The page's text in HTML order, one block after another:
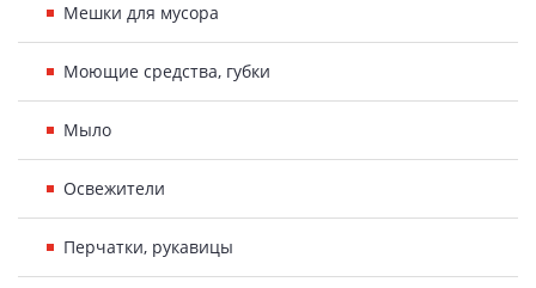
Мешки для мусора
Моющие средства, губки
Мыло
Освежители
Перчатки, рукавицы